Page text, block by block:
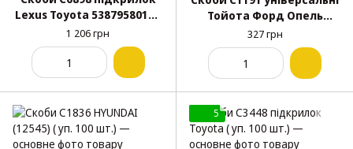
Lexus Toyota 5387958010 (
уп. 100 шт.)
1 206 грн
Тойота Форд Опель
(12534) ( уп. 100 шт.)
327 грн
5